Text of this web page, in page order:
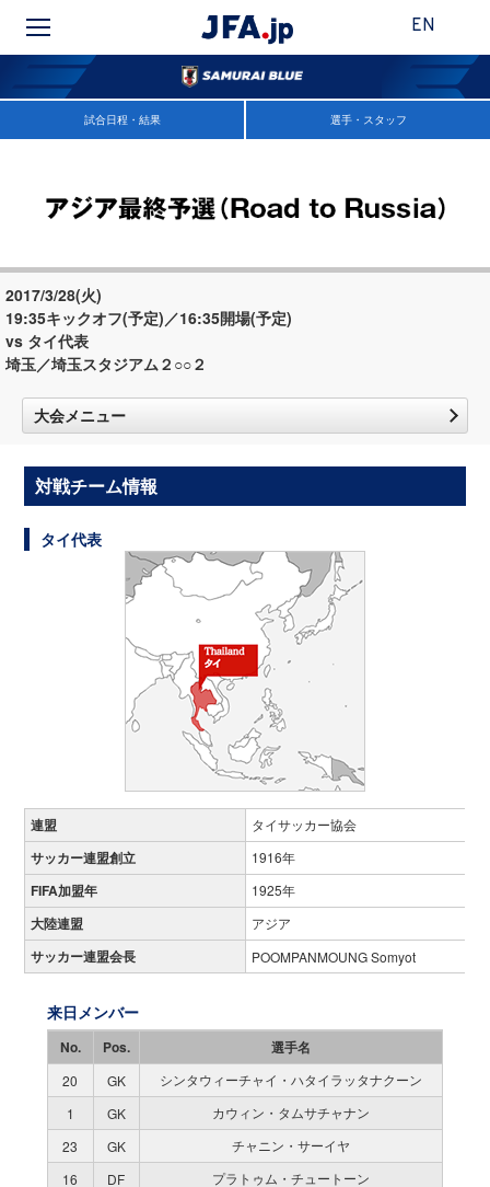
EN
試合日程・結果 選手・スタッフ
2017/3/28(火)
19:35キックオフ(予定)／16:35開場(予定)
vs タイ代表
埼玉／埼玉スタジアム２○○２
大会メニュー
対戦チーム情報
タイ代表
連盟 タイサッカー協会
サッカー連盟創立 1916年
FIFA加盟年 1925年
大陸連盟 アジア
サッカー連盟会長 POOMPANMOUNG Somyot
来日メンバー
No. Pos. 選手名
20 GK
シンタウィーチャイ・ハタイラッタナクーン
1
GK
カウィン・タムサチャナン
23
GK
チャニン・サーイヤ
16
DF
プラトゥム・チュートーン